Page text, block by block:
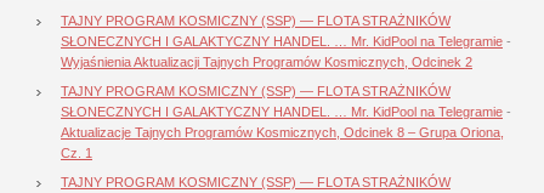
TAJNY PROGRAM KOSMICZNY (SSP) — FLOTA STRAŻNIKÓW
SŁONECZNYCH I GALAKTYCZNY HANDEL. … Mr. KidPool na Telegramie -
Wyjaśnienia Aktualizacji Tajnych Programów Kosmicznych, Odcinek 2
TAJNY PROGRAM KOSMICZNY (SSP) — FLOTA STRAŻNIKÓW
SŁONECZNYCH I GALAKTYCZNY HANDEL. … Mr. KidPool na Telegramie -
Aktualizacje Tajnych Programów Kosmicznych, Odcinek 8 – Grupa Oriona,
Cz. 1
TAJNY PROGRAM KOSMICZNY (SSP) — FLOTA STRAŻNIKÓW